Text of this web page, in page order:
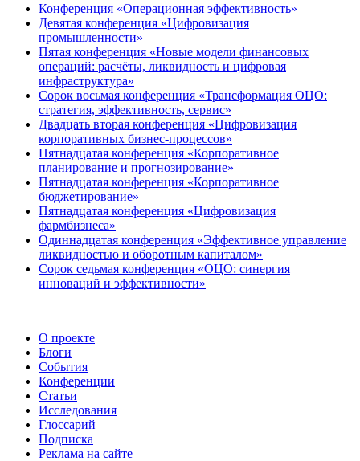
Конференция «Операционная эффективность»
Девятая конференция «Цифровизация
промышленности»
Пятая конференция «Новые модели финансовых
операций: расчёты, ликвидность и цифровая
инфраструктура»
Сорок восьмая конференция «Трансформация ОЦО:
стратегия, эффективность, сервис»
Двадцать вторая конференция «Цифровизация
корпоративных бизнес-процессов»
Пятнадцатая конференция «Корпоративное
планирование и прогнозирование»
Пятнадцатая конференция «Корпоративное
бюджетирование»
Пятнадцатая конференция «Цифровизация
фармбизнеса»
Одиннадцатая конференция «Эффективное управление
ликвидностью и оборотным капиталом»
Сорок седьмая конференция «ОЦО: синергия
инноваций и эффективности»
О проекте
Блоги
События
Конференции
Статьи
Исследования
Глоссарий
Подписка
Реклама на сайте